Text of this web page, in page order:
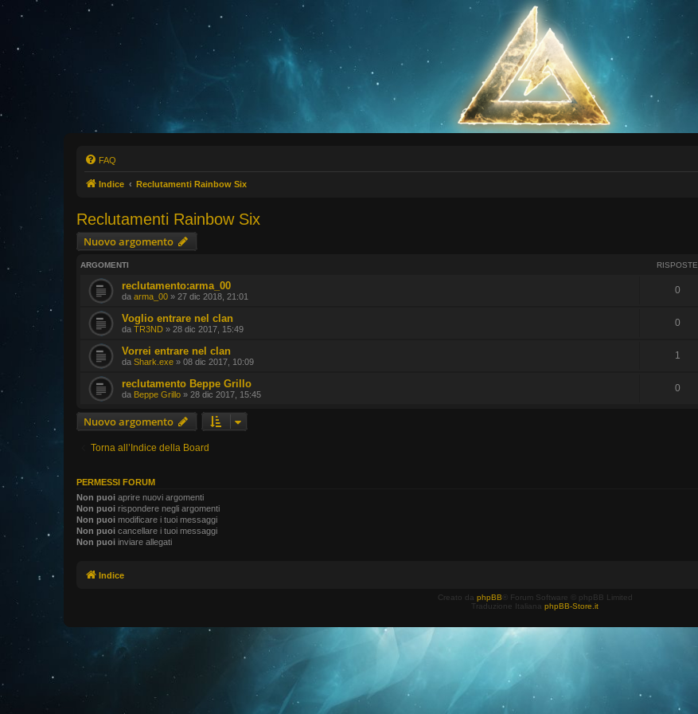
FAQ
Indice Reclutamenti Rainbow Six
Reclutamenti Rainbow Six
Nuovo argomento
ARGOMENTI RISPOSTE
reclutamento:arma_00
da arma_00 » 27 dic 2018, 21:01
0
Voglio entrare nel clan
da TR3ND » 28 dic 2017, 15:49
0
Vorrei entrare nel clan
da Shark.exe » 08 dic 2017, 10:09
1
reclutamento Beppe Grillo
da Beppe Grillo » 28 dic 2017, 15:45
0
Nuovo argomento
Torna all’Indice della Board
PERMESSI FORUM
Non puoi aprire nuovi argomenti
Non puoi rispondere negli argomenti
Non puoi modificare i tuoi messaggi
Non puoi cancellare i tuoi messaggi
Non puoi inviare allegati
Indice
Creato da phpBB ® Forum Software © phpBB Limited
Traduzione Italiana phpBB-Store.it